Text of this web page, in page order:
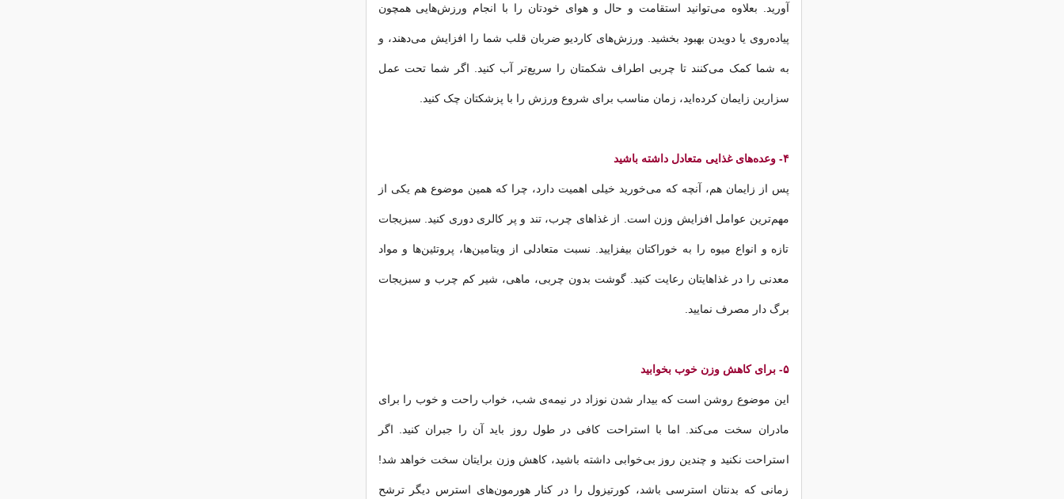
آورید. بعلاوه می‌توانید استقامت و حال و هوای خودتان را با انجام ورزش‌هایی همچون
پیاده‌روی یا دویدن بهبود بخشید. ورزش‌های کاردیو ضربان قلب شما را افزایش می‌دهند، و
به شما کمک می‌کنند تا چربی اطراف شکمتان را سریع‌تر آب کنید. اگر شما تحت عمل
سزارین زایمان کرده‌اید، زمان مناسب برای شروع ورزش را با پزشکتان چک کنید.
۴- وعده‌های غذایی متعادل داشته باشید
پس از زایمان هم، آنچه که می‌خورید خیلی اهمیت دارد، چرا که همین موضوع هم یکی از
مهم‌ترین عوامل افزایش وزن است. از غذاهای چرب، تند و پر کالری دوری کنید. سبزیجات
تازه و انواع میوه را به خوراکتان بیفزایید. نسبت متعادلی از ویتامین‌ها، پروتئین‌ها و مواد
معدنی را در غذاهایتان رعایت کنید. گوشت بدون چربی، ماهی، شیر کم چرب و سبزیجات
برگ دار مصرف نمایید.
۵- برای کاهش وزن خوب بخوابید
این موضوع روشن است که بیدار شدن نوزاد در نیمه‌ی شب، خواب راحت و خوب را برای
مادران سخت می‌کند. اما با استراحت کافی در طول روز باید آن را جبران کنید. اگر
استراحت نکنید و چندین روز بی‌خوابی داشته باشید، کاهش وزن برایتان سخت خواهد شد!
زمانی که بدنتان استرسی باشد، کورتیزول را در کنار هورمون‌های استرس دیگر ترشح